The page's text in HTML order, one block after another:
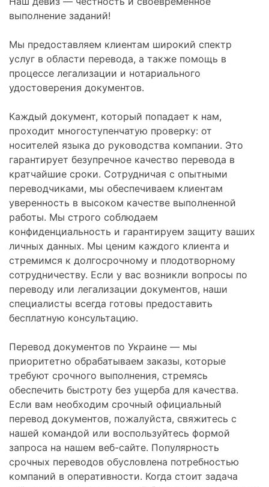
выполнение заданий!
Мы предоставляем клиентам широкий спектр
услуг в области перевода, а также помощь в
процессе легализации и нотариального
удостоверения документов.
Каждый документ, который попадает к нам,
проходит многоступенчатую проверку: от
носителей языка до руководства компании. Это
гарантирует безупречное качество перевода в
кратчайшие сроки. Сотрудничая с опытными
переводчиками, мы обеспечиваем клиентам
уверенность в высоком качестве выполненной
работы. Мы строго соблюдаем
конфиденциальность и гарантируем защиту ваших
личных данных. Мы ценим каждого клиента и
стремимся к долгосрочному и плодотворному
сотрудничеству. Если у вас возникли вопросы по
переводу или легализации документов, наши
специалисты всегда готовы предоставить
бесплатную консультацию.
Перевод документов по Украине — мы
приоритетно обрабатываем заказы, которые
требуют срочного выполнения, стремясь
обеспечить быстроту без ущерба для качества.
Если вам необходим срочный официальный
перевод документов, пожалуйста, свяжитесь с
нашей командой или воспользуйтесь формой
запроса на нашем веб-сайте. Популярность
срочных переводов обусловлена потребностью
компаний в оперативности. Когда стоит задача